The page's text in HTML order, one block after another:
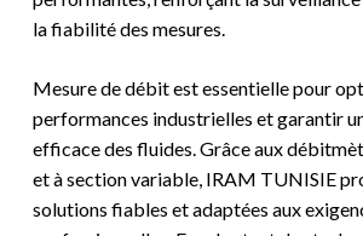
la fiabilité des mesures.
Mesure de débit est essentielle pour
performances industrielles et garantir
efficace des fluides. Grâce aux
et à section variable, IRAM TUNISIE
solutions fiables et adaptées aux